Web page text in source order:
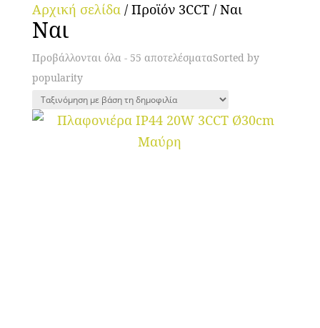
Αρχική σελίδα/ Προϊόν 3CCT / Ναι
Ναι
Προβάλλονται όλα - 55 αποτελέσματαSorted by
popularity